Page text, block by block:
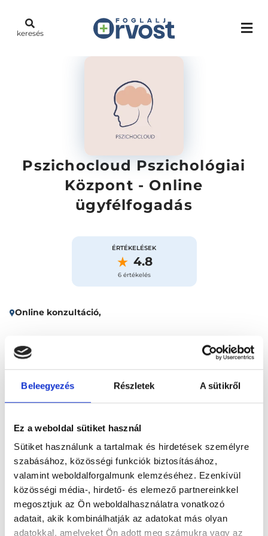
Beleegyezés Részletek A sütikről
Ez a weboldal sütiket használ
Sütiket használunk a tartalmak és hirdetések személyre
szabásához, közösségi funkciók biztosításához,
valamint weboldalforgalmunk elemzéséhez. Ezenkívül
közösségi média-, hirdető- és elemező partnereinkkel
megosztjuk az Ön weboldalhasználatra vonatkozó
adatait, akik kombinálhatják az adatokat más olyan
adatokkal, amelyeket Ön adott meg számukra vagy az
keresés
Pszichocloud Pszichológiai
Központ - Online
ügyfélfogadás
ÉRTÉKELÉSEK
4.8
6 értékelés
Online konzultáció,
Időpontfoglalás Vélemények
Foglalj időpontot
Összes szakterület
Főoldal Klinikák